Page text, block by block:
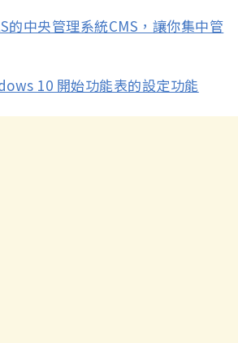
的中央管理系統CMS，讓你集中管
10 開始功能表的設定功能